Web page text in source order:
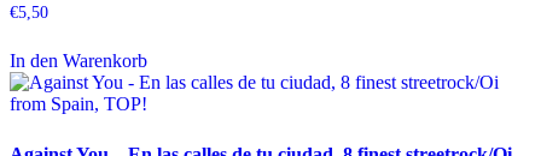
€5,50
In den Warenkorb